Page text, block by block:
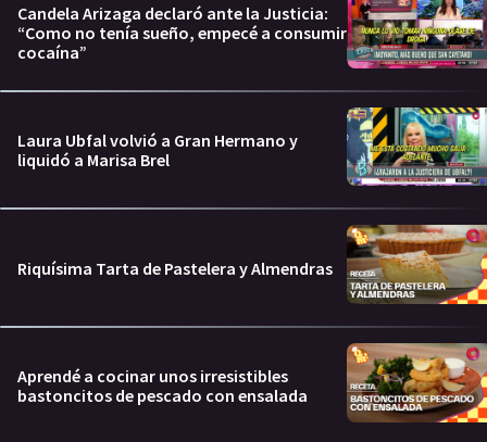
Candela Arizaga declaró ante la Justicia:
“Como no tenía sueño, empecé a consumir
cocaína”
Laura Ubfal volvió a Gran Hermano y
liquidó a Marisa Brel
Riquísima Tarta de Pastelera y Almendras
Aprendé a cocinar unos irresistibles
bastoncitos de pescado con ensalada